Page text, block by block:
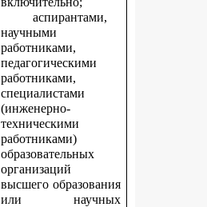
аспирантами,
научными
работниками,
педагогическими
работниками,
специалистами
(инженерно-
техническими
работниками)
образовательных
организаций
высшего образования
или научных